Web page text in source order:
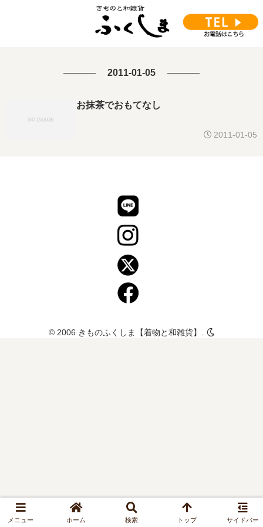
2011-01-05
お抹茶でおもてなし
2011-01-05
© 2006 きものふくしま【着物と和雑貨】.
メニュー ホーム 検索 トップ サイドバー